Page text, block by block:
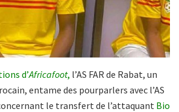
d’Africafoot, l’AS FAR de Rabat, un
entame des pourparlers avec l’AS
le transfert de l’attaquant Bio